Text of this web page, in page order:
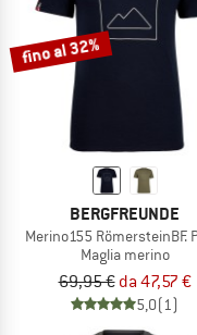
fino al 32%
BERGFREUNDE
Merino155 RömersteinBF.
Maglia merino
69,95 € da 47,57 €
5,0(1)